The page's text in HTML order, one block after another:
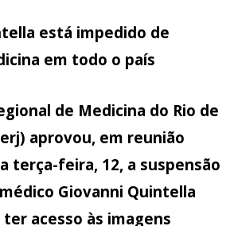
está impedido de
em todo o país
de Medicina do Rio de
aprovou, em reunião
terça-feira, 12, a suspensão
médico Giovanni Quintella
ter acesso às imagens